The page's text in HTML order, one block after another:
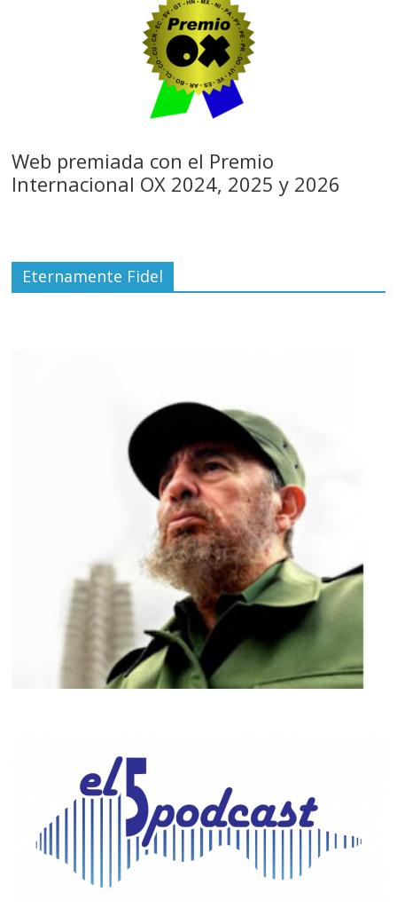
Web premiada con el Premio
Internacional OX 2024, 2025 y 2026
Eternamente Fidel